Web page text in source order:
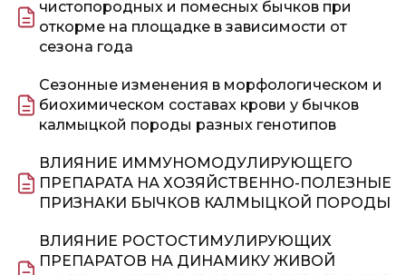
чистопородных и помесных бычков при
откорме на площадке в зависимости от
сезона года
Сезонные изменения в морфологическом и
биохимическом составах крови у бычков
калмыцкой породы разных генотипов
ВЛИЯНИЕ ИММУНОМОДУЛИРУЮЩЕГО
ПРЕПАРАТА НА ХОЗЯЙСТВЕННО-ПОЛЕЗНЫЕ
ПРИЗНАКИ БЫЧКОВ КАЛМЫЦКОЙ ПОРОДЫ
ВЛИЯНИЕ РОСТОСТИМУЛИРУЮЩИХ
ПРЕПАРАТОВ НА ДИНАМИКУ ЖИВОЙ